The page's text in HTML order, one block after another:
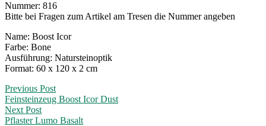
Nummer: 816
Bitte bei Fragen zum Artikel am Tresen die Nummer angeben
Name: Boost Icor
Farbe: Bone
Ausführung: Natursteinoptik
Format: 60 x 120 x 2 cm
Post
navigation
Previous Post
Feinsteinzeug Boost Icor Dust
Next Post
Pflaster Lumo Basalt